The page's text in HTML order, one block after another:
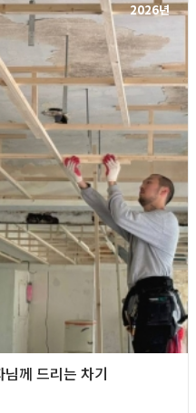
2026년
께 드리는 차기